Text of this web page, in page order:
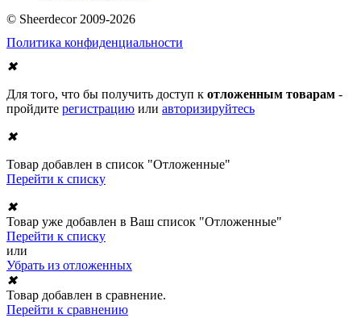
© Sheerdecor 2009-2026
Политика конфиденциальности
✖
Для того, что бы получить доступ к отложенным товарам -
пройдите регистрацию или авторизируйтесь
✖
Товар добавлен в список "Отложенные"
Перейти к списку
✖
Товар уже добавлен в Ваш список "Отложенные"
Перейти к списку
или
Убрать из отложенных
✖
Товар добавлен в сравнение.
Перейти к сравнению